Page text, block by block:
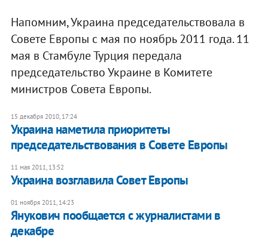
Напомним, Украина председательствовала в
Совете Европы с мая по ноябрь 2011 года. 11
мая в Стамбуле Турция передала
председательство Украине в Комитете
министров Совета Европы.
15 декабря 2010, 17:24
Украина наметила приоритеты
председательствования в Совете Европы
11 мая 2011, 13:52
Украина возглавила Совет Европы
01 ноября 2011, 14:23
Янукович пообщается с журналистами в
декабре